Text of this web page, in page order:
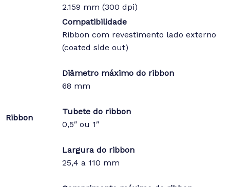
2.159 mm (300 dpi)
Ribbon
Compatibilidade
Ribbon com revestimento lado externo
(coated side out)
Diâmetro máximo do ribbon
68 mm
Tubete do ribbon
0,5″ ou 1″
Largura do ribbon
25,4 a 110 mm